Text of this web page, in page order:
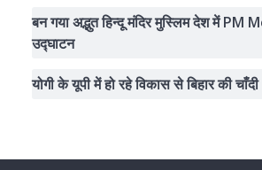
बन गया अद्भुत हिन्दू मंदिर मुस्लिम देश में PM
उद्घाटन
योगी के यूपी में हो रहे विकास से बिहार की चाँदी